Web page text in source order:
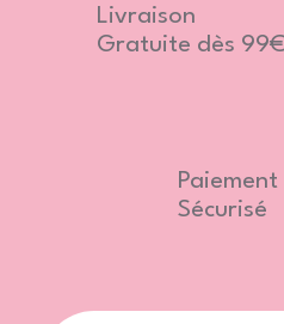
Livraison
Gratuite dès 99€
Paiement
Sécurisé